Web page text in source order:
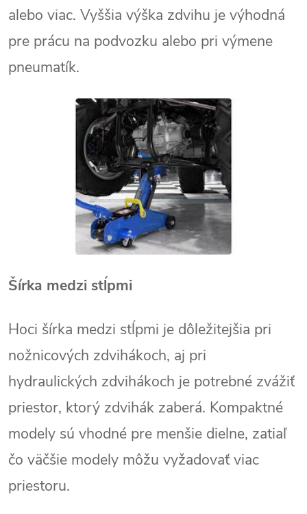
alebo viac. Vyššia výška zdvihu je výhodná
pre prácu na podvozku alebo pri výmene
pneumatík.
Šírka medzi stĺpmi
Hoci šírka medzi stĺpmi je dôležitejšia pri
nožnicových zdvihákoch, aj pri
hydraulických zdvihákoch je potrebné zvážiť
priestor, ktorý zdvihák zaberá. Kompaktné
modely sú vhodné pre menšie dielne, zatiaľ
čo väčšie modely môžu vyžadovať viac
priestoru.